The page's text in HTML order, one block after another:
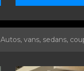
Autos, vans, sedans,